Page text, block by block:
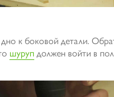
к боковой детали.
шурупдолжен войти в